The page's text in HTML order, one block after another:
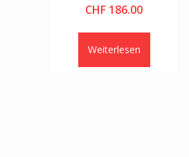
CHF 186.00
Weiterlesen